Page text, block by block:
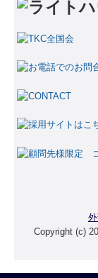
創業支援
事業承継
相続税申告
相続の生前対
お客様の声
5戦全勝の経営戦
当事務所の
Copyright (c)